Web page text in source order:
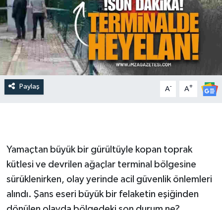
Paylaş A- A+
Yamaçtan büyük bir gürültüyle kopan toprak
kütlesi ve devrilen ağaçlar terminal bölgesine
sürüklenirken, olay yerinde acil güvenlik önlemleri
alındı. Şans eseri büyük bir felaketin eşiğinden